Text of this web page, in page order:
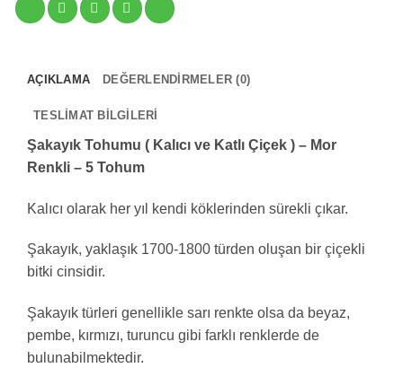
Mor
Tohum
adet
AÇIKLAMA DEĞERLENDIRMELER (0)
TESLIMAT BILGILERI
Şakayık Tohumu ( Kalıcı ve Katlı Çiçek ) – Mor
Renkli – 5 Tohum
Kalıcı olarak her yıl kendi köklerinden sürekli çıkar.
Şakayık, yaklaşık 1700-1800 türden oluşan bir çiçekli
bitki cinsidir.
Şakayık türleri genellikle sarı renkte olsa da beyaz,
pembe, kırmızı, turuncu gibi farklı renklerde de
bulunabilmektedir.